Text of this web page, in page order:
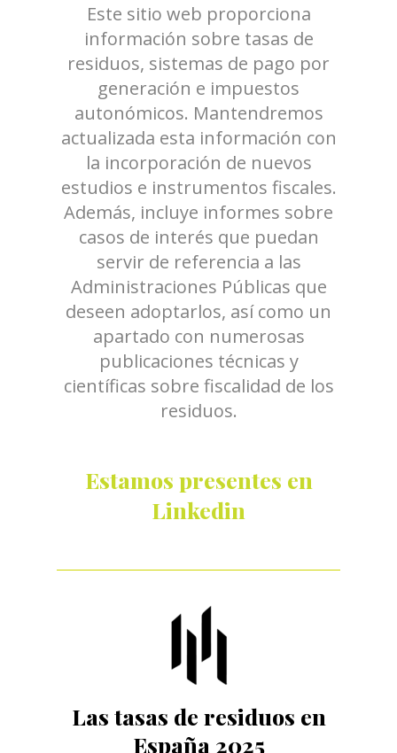
Este sitio web proporciona
información sobre tasas de
residuos, sistemas de pago por
generación e impuestos
autonómicos. Mantendremos
actualizada esta información con
la incorporación de nuevos
estudios e instrumentos fiscales.
Además, incluye informes sobre
casos de interés que puedan
servir de referencia a las
Administraciones Públicas que
deseen adoptarlos, así como un
apartado con numerosas
publicaciones técnicas y
científicas sobre fiscalidad de los
residuos.
Estamos presentes en
Linkedin
Las tasas de residuos en
España 2025